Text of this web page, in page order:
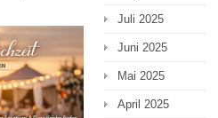
Juli 2025
Juni 2025
Mai 2025
April 2025